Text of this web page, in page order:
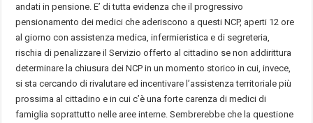
andati in pensione. E’ di tutta evidenza che il progressivo
pensionamento dei medici che aderiscono a questi NCP, aperti 12 ore
al giorno con assistenza medica, infermieristica e di segreteria,
rischia di penalizzare il Servizio offerto al cittadino se non addirittura
determinare la chiusura dei NCP in un momento storico in cui, invece,
si sta cercando di rivalutare ed incentivare l’assistenza territoriale più
prossima al cittadino e in cui c’è una forte carenza di medici di
famiglia soprattutto nelle aree interne. Sembrerebbe che la questione